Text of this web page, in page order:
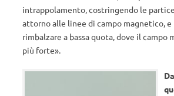
intrappolamento, costringendo le
attorno alle linee di campo magnetico, e
rimbalzare a bassa quota, dove il campo
più forte».